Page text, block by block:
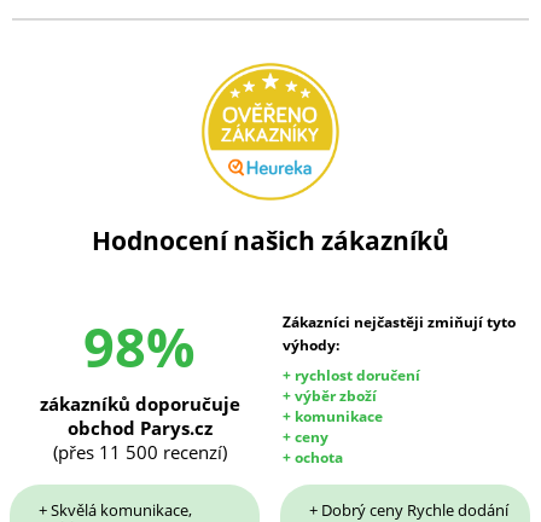
Hodnocení našich zákazníků
98%
Zákazníci nejčastěji zmiňují tyto
výhody:
+ rychlost doručení
+ výběr zboží
+ komunikace
+ ceny
+ ochota
zákazníků doporučuje
obchod Parys.cz
(přes 11 500 recenzí)
+ Skvělá komunikace,
+ Dobrý ceny Rychle dodání